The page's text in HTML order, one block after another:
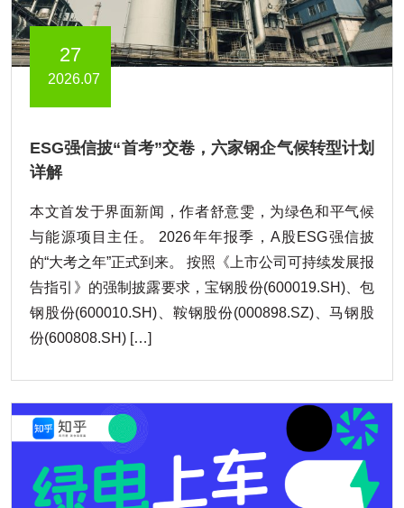
27
2026.07
ESG强信披“首考”交卷，六家钢企气候转型计划
详解
本文首发于界面新闻，作者舒意雯，为绿色和平气候
与能源项目主任。 2026年年报季，A股ESG强信披
的“大考之年”正式到来。 按照《上市公司可持续发展报
告指引》的强制披露要求，宝钢股份(600019.SH)、包
钢股份(600010.SH)、鞍钢股份(000898.SZ)、马钢股
份(600808.SH) […]